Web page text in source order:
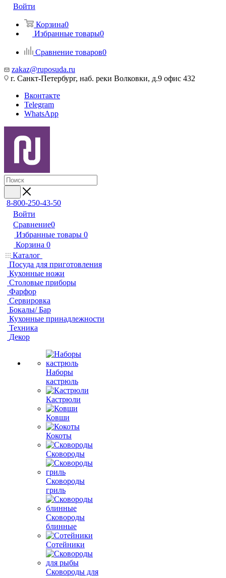
Войти
Корзина0
Избранные товары0
Сравнение товаров0
zakaz@ruposuda.ru
г. Санкт-Петербург, наб. реки Волковки, д.9 офис 432
Вконтакте
Telegram
WhatsApp
8-800-250-43-50
Войти
Сравнение0
Избранные товары 0
Корзина 0
Каталог
Посуда для приготовления
Кухонные ножи
Столовые приборы
Фарфор
Сервировка
Бокалы/ Бар
Кухонные принадлежности
Техника
Декор
Наборы
кастрюль
Кастрюли
Ковши
Кокоты
Сковороды
Сковороды
гриль
Сковороды
блинные
Сотейники
Сковороды для